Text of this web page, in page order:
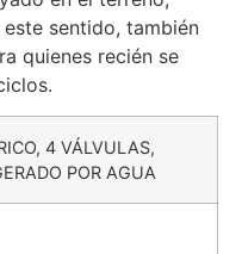
sentido, también
quienes recién se
4 VÁLVULAS,
POR AGUA